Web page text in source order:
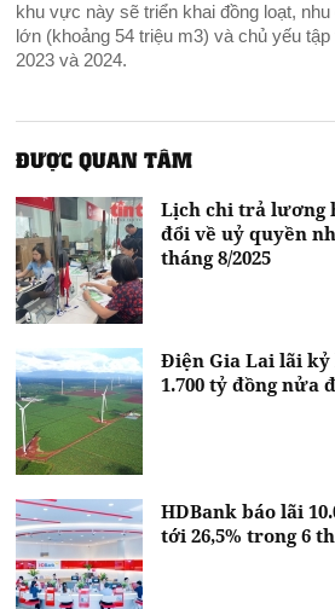
khu vực này sẽ triển khai đồng loạt,
lớn (khoảng 54 triệu m3) và chủ yếu
2023 và 2024.
ĐƯỢC QUAN TÂM
Lịch chi trả lương
đổi về uỷ quyền
tháng 8/2025
Điện Gia Lai lãi
1.700 tỷ đồng nửa
HDBank báo lãi
tới 26,5% trong 6